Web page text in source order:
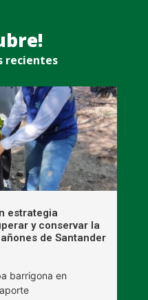
recientes
estrategia
y conservar la
de Santander
barrigona en